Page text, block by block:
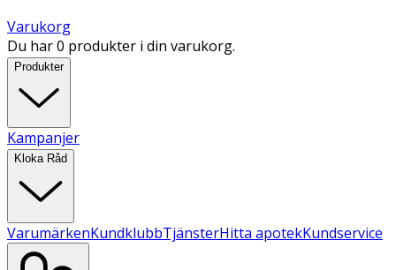
Varukorg
Du har 0 produkter i din varukorg.
Produkter
Kampanjer
Kloka Råd
VarumärkenKundklubbTjänsterHitta apotekKundservice